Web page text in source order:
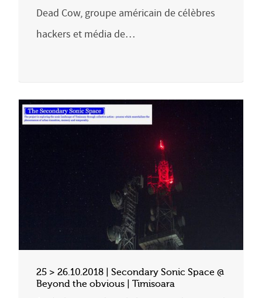
Dead Cow, groupe américain de célèbres
hackers et média de…
25 > 26.10.2018 | Secondary Sonic Space @
Beyond the obvious | Timisoara